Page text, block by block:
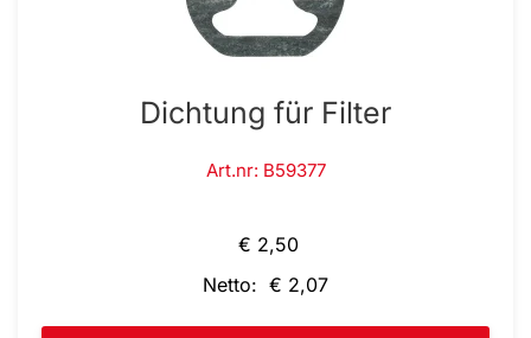
Dichtung für Filter
Art.nr: B59377
€ 2,50
Netto: € 2,07